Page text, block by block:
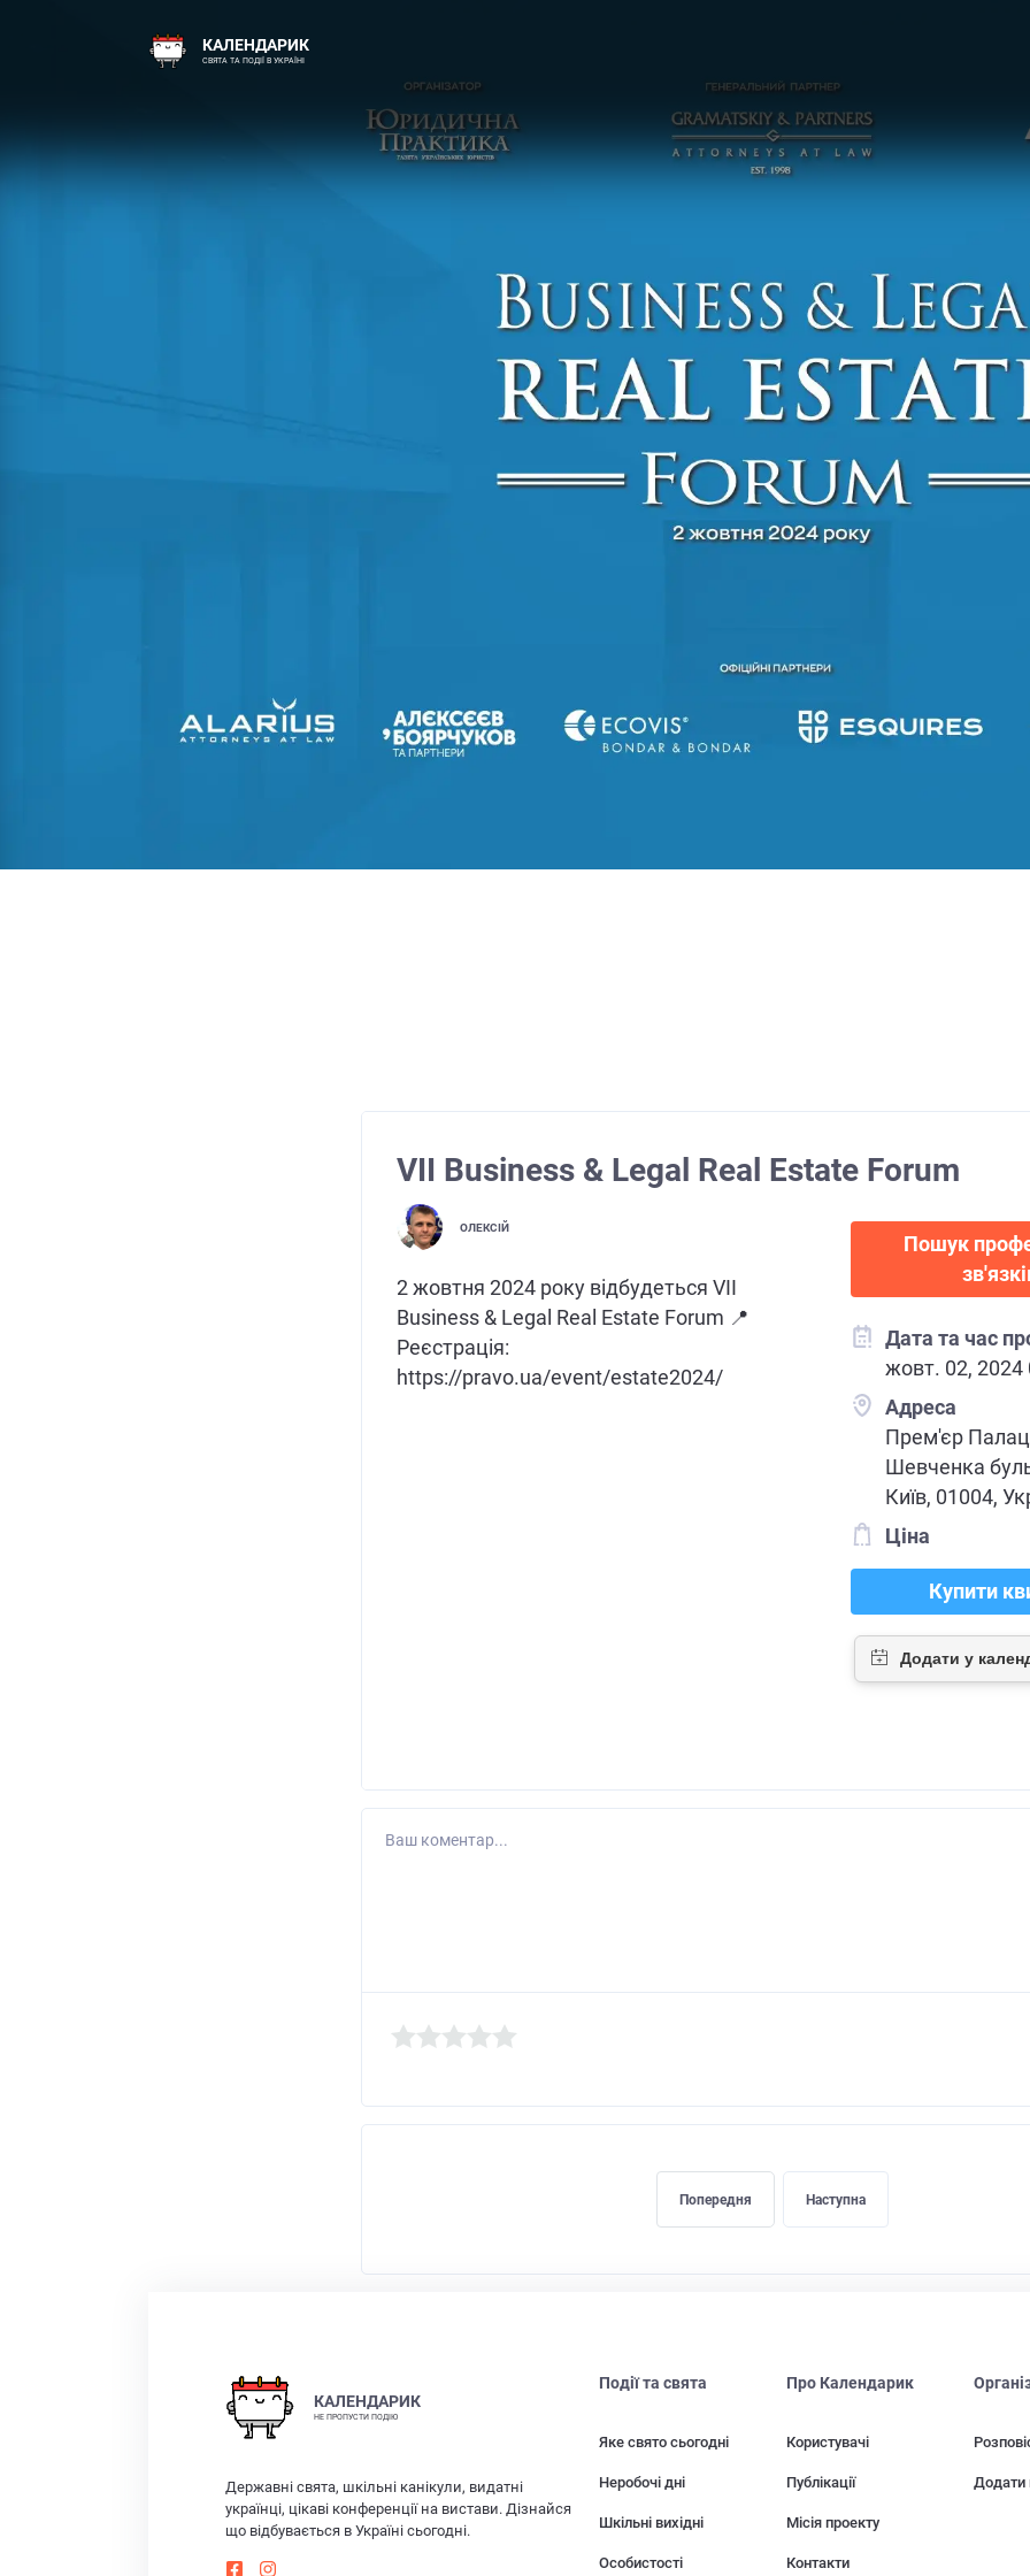
КАЛЕНДАРИК
СВЯТА ТА ПОДІЇ В УКРАЇНІ
VІІ Business & Legal Real Estate Forum
ОЛЕКСІЙ
2 жовтня 2024 року відбудеться VІІ
Business & Legal Real Estate Forum 📍
Реєстрація:
https://pravo.ua/event/estate2024/
Пошук
Дата та час
жовт. 02, 2024
Адреса
Прем'єр
Шевченка
Київ, 01004,
Ціна
Купити
Ваш коментар...
Попередня Наступна
КАЛЕНДАРИК
НЕ ПРОПУСТИ ПОДІЮ
Державні свята, шкільні канікули, видатні
українці, цікаві конференції на вистави. Дізнайся
що відбувається в Україні сьогодні.
Події та свята
Яке свято сьогодні
Неробочі дні
Шкільні вихідні
Особистості
Про Календарик
Користувачі
Публікації
Місія проекту
Контакти
Додати